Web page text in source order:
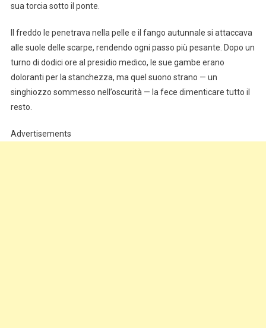
sua torcia sotto il ponte.
Il freddo le penetrava nella pelle e il fango autunnale si attaccava
alle suole delle scarpe, rendendo ogni passo più pesante. Dopo un
turno di dodici ore al presidio medico, le sue gambe erano
doloranti per la stanchezza, ma quel suono strano — un
singhiozzo sommesso nell’oscurità — la fece dimenticare tutto il
resto.
Advertisements